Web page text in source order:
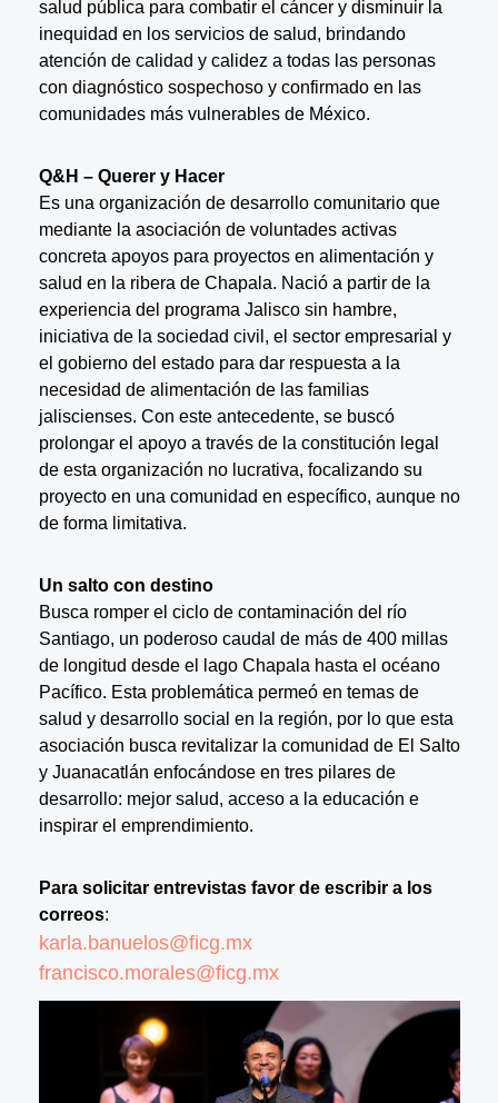
salud pública para combatir el cáncer y disminuir la
inequidad en los servicios de salud, brindando
atención de calidad y calidez a todas las personas
con diagnóstico sospechoso y confirmado en las
comunidades más vulnerables de México.
Q&H – Querer y Hacer
Es una organización de desarrollo comunitario que
mediante la asociación de voluntades activas
concreta apoyos para proyectos en alimentación y
salud en la ribera de Chapala. Nació a partir de la
experiencia del programa Jalisco sin hambre,
iniciativa de la sociedad civil, el sector empresarial y
el gobierno del estado para dar respuesta a la
necesidad de alimentación de las familias
jaliscienses. Con este antecedente, se buscó
prolongar el apoyo a través de la constitución legal
de esta organización no lucrativa, focalizando su
proyecto en una comunidad en específico, aunque no
de forma limitativa.
Un salto con destino
Busca romper el ciclo de contaminación del río
Santiago, un poderoso caudal de más de 400 millas
de longitud desde el lago Chapala hasta el océano
Pacífico. Esta problemática permeó en temas de
salud y desarrollo social en la región, por lo que esta
asociación busca revitalizar la comunidad de El Salto
y Juanacatlán enfocándose en tres pilares de
desarrollo: mejor salud, acceso a la educación e
inspirar el emprendimiento.
Para solicitar entrevistas favor de escribir a los
correos:
karla.banuelos@ficg.mx
francisco.morales@ficg.mx